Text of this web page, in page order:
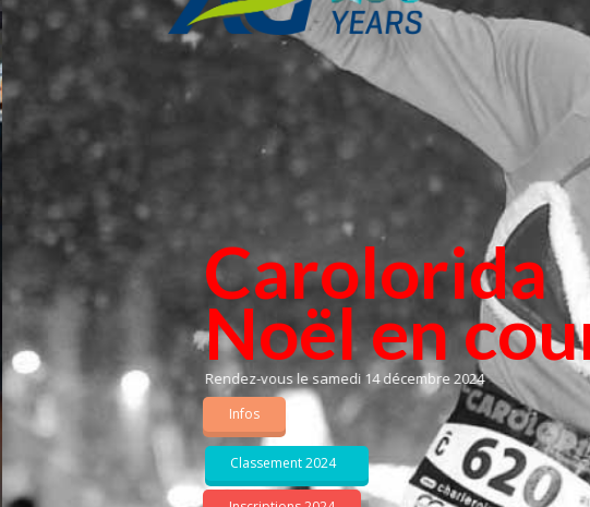
Noël en
Carolorida
Rendez-vous le samedi 14 décembre 2024
Infos
Classement 2024